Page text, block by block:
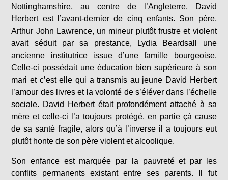
Nottinghamshire, au centre de l’Angleterre, David
Herbert est l’avant-dernier de cinq enfants. Son père,
Arthur John Lawrence, un mineur plutôt frustre et violent
avait séduit par sa prestance, Lydia Beardsall une
ancienne institutrice issue d’une famille bourgeoise.
Celle-ci possédait une éducation bien supérieure à son
mari et c’est elle qui a transmis au jeune David Herbert
l’amour des livres et la volonté de s’éléver dans l’échelle
sociale. David Herbert était profondément attaché à sa
mère et celle-ci l’a toujours protégé, en partie çà cause
de sa santé fragile, alors qu’à l’inverse il a toujours eut
plutôt honte de son père violent et alcoolique.
Son enfance est marquée par la pauvreté et par les
conflits permanents existant entre ses parents. Il fut